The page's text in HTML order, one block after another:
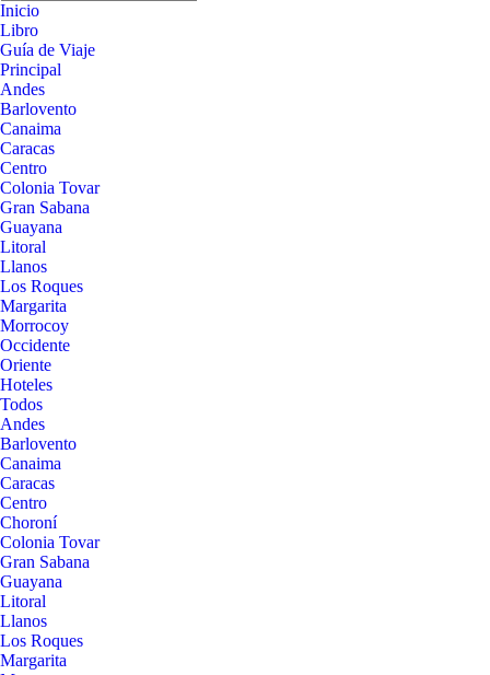
Inicio
Libro
Guía de Viaje
Principal
Andes
Barlovento
Canaima
Caracas
Centro
Colonia Tovar
Gran Sabana
Guayana
Litoral
Llanos
Los Roques
Margarita
Morrocoy
Occidente
Oriente
Hoteles
Todos
Andes
Barlovento
Canaima
Caracas
Centro
Choroní
Colonia Tovar
Gran Sabana
Guayana
Litoral
Llanos
Los Roques
Margarita